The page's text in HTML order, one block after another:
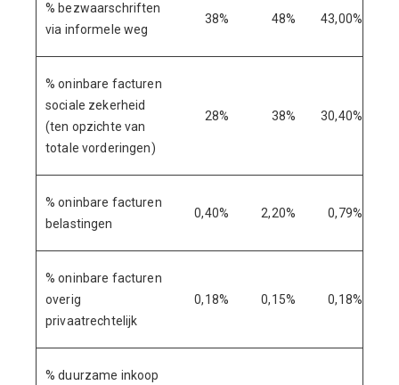
% bezwaarschriften
via informele weg
38% 48% 43,00%
% oninbare facturen
sociale zekerheid
(ten opzichte van
totale vorderingen)
28% 38% 30,40%
% oninbare facturen
belastingen
0,40% 2,20% 0,79%
% oninbare facturen
overig
privaatrechtelijk
0,18% 0,15% 0,18%
% duurzame inkoop